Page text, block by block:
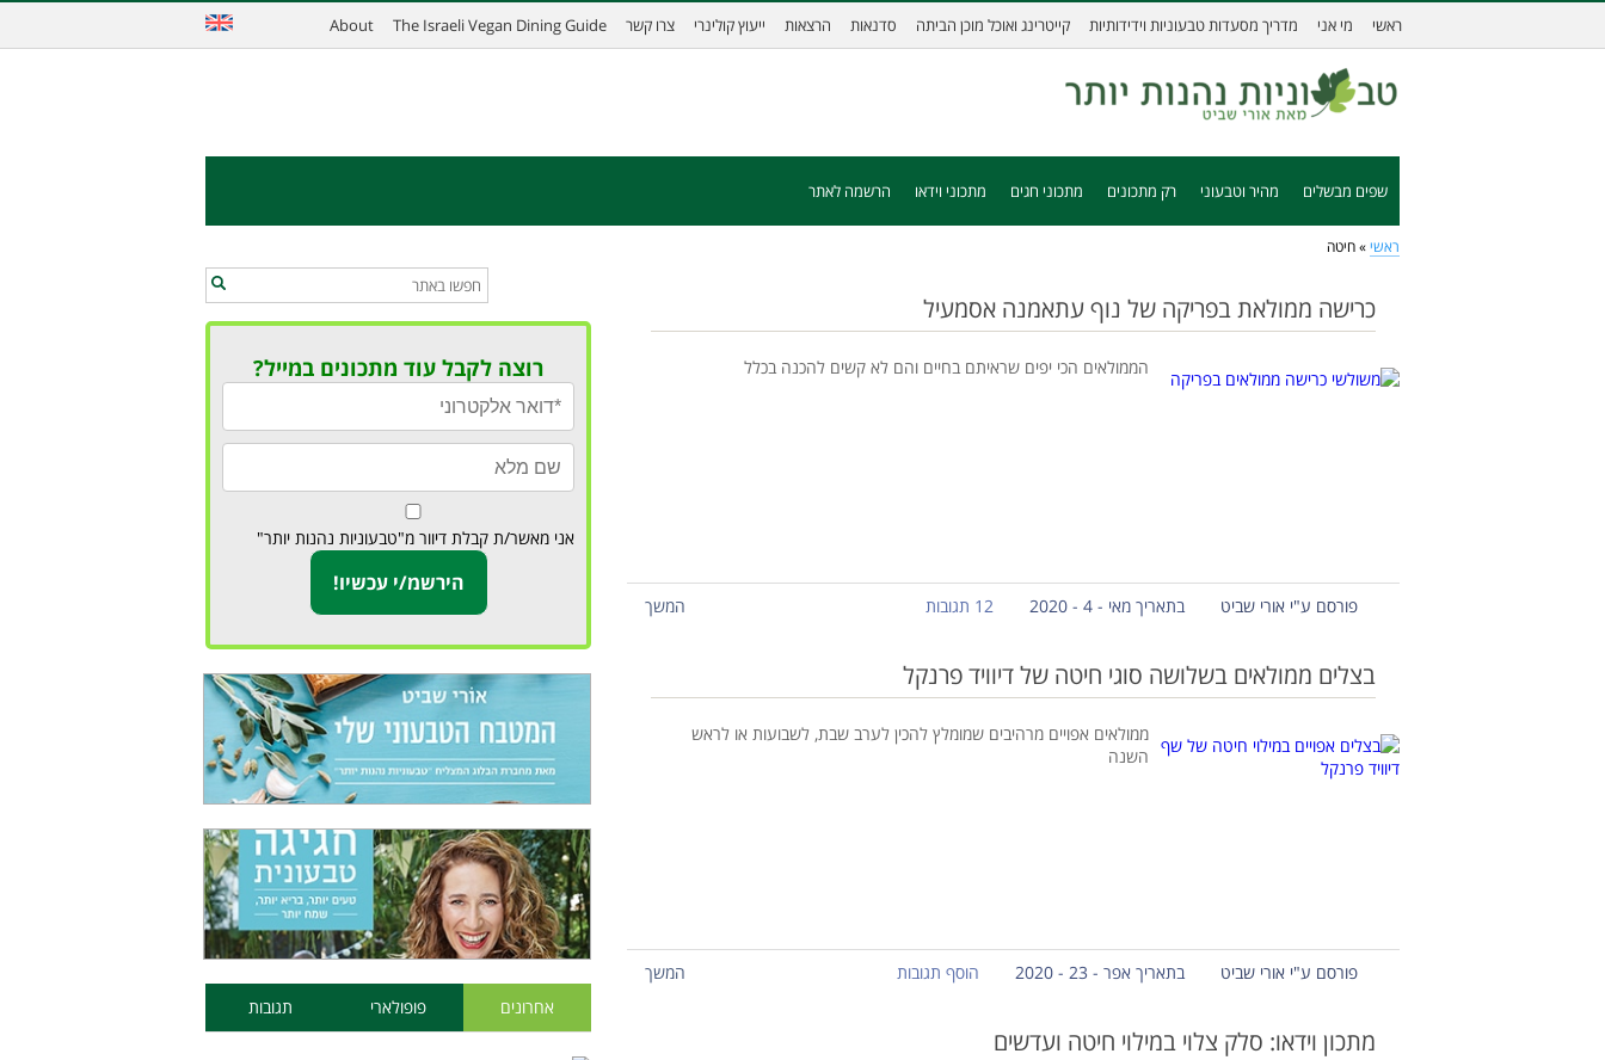
ראשי מי אני מדריך מסעדות טבעוניות וידידותיות קייטרינג ואוכל מוכן הביתה סדנאות הרצאות ייעוץ קולינרי צרו קשר The Israeli Vegan Dining Guide
About
שפים מבשלים מהיר וטבעוני רק מתכונים מתכוני חגים מתכוני וידאו הרשמה לאתר
ראשי » חיטה
כרישה ממולאת בפריקה של נוף עתאמנה אסמעיל
הממולאים הכי יפים שראיתם בחיים והם לא קשים להכנה בכלל
פורסם ע"י אורי שביט בתאריך מאי - 4 - 2020 12 תגובות המשך
בצלים ממולאים בשלושה סוגי חיטה של דיוויד פרנקל
ממולאים אפויים מרהיבים שמומלץ להכין לערב שבת, לשבועות או לראש
השנה
פורסם ע"י אורי שביט בתאריך אפר - 23 - 2020 הוסף תגובות המשך
מתכון וידאו: סלק צלוי במילוי חיטה ועדשים
רוצה לקבל עוד מתכונים במייל?
אני מאשר/ת קבלת דיוור מ"טבעוניות נהנות יותר"
אחרונים פופולארי תגובות